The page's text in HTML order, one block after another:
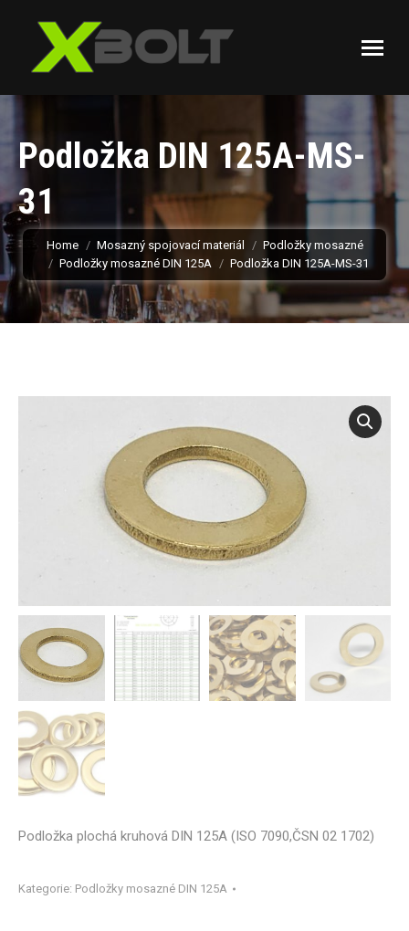
Podložka DIN 125A-MS-
31
You are here:
Home Mosazný spojovací materiál
Podložky mosazné
Podložky mosazné DIN 125A
Podložka DIN 125A-MS-31
Podložka plochá kruhová DIN 125A (ISO 7090,ČSN 02 1702)
Kategorie: Podložky mosazné DIN 125A